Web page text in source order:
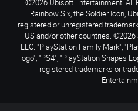
©2026 Ubisoft Entertainment. All
Rainbow Six, the Soldier Icon,
registered or unregistered
US and/or other countries.
LLC. "PlayStation Family Mark",
logo", "PS4", "PlayStation Shapes
registered trademarks or